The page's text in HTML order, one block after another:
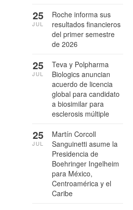
Roche informa sus
resultados financieros
del primer semestre
de 2026
25
JUL
Teva y Polpharma
Biologics anuncian
acuerdo de licencia
global para candidato
a biosimilar para
esclerosis múltiple
25
JUL
Martín Corcoll
Sanguinetti asume la
Presidencia de
Boehringer Ingelheim
para México,
Centroamérica y el
Caribe
25
JUL